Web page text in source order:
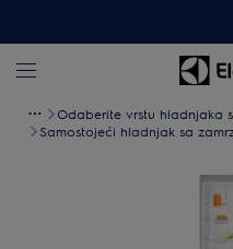
Odaberite vrstu hladnjaka
Samostojeći hladnjak sa